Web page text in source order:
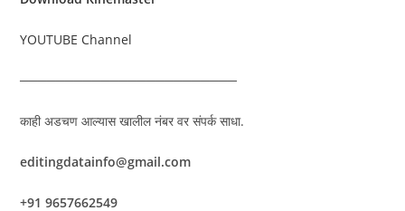
YOUTUBE Channel
────────────────────────
काही अडचण आल्यास खालील नंबर वर संपर्क साधा.
editingdatainfo@gmail.com
+91 9657662549